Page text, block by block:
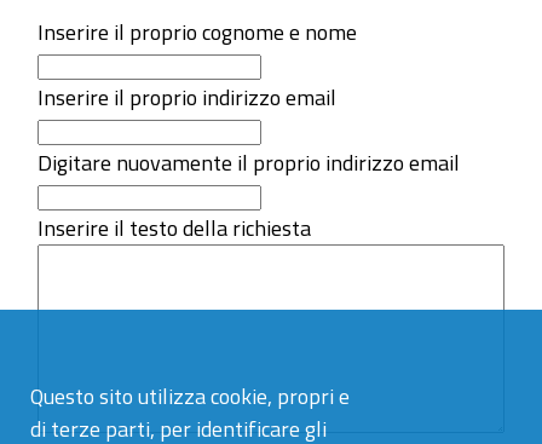
Questo sito utilizza cookie, propri e
di terze parti, per identificare gli
Inserire il proprio cognome e nome
Inserire il proprio indirizzo email
Digitare nuovamente il proprio indirizzo email
Inserire il testo della richiesta